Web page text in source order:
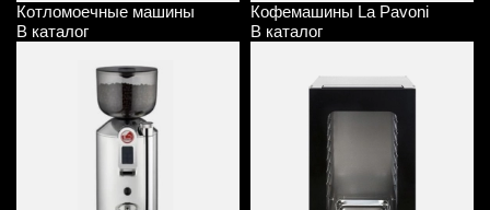
Котломоечные машины
В каталог
Кофемашины La Pavoni
В каталог